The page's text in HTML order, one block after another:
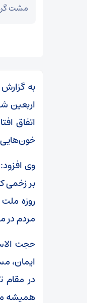
مشت
به
اتفاق
خون‌هایی
وی
روزه
مردم در
حجت
ایمان،
در مقام
همیشه